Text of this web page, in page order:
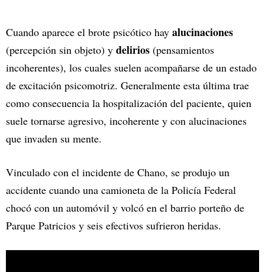
Cuando aparece el brote psicótico hay alucinaciones
(percepción sin objeto) y delirios (pensamientos
incoherentes), los cuales suelen acompañarse de un estado
de excitación psicomotriz. Generalmente esta última trae
como consecuencia la hospitalización del paciente, quien
suele tornarse agresivo, incoherente y con alucinaciones
que invaden su mente.
Vinculado con el incidente de Chano, se produjo un
accidente cuando una camioneta de la Policía Federal
chocó con un automóvil y volcó en el barrio porteño de
Parque Patricios y seis efectivos sufrieron heridas.